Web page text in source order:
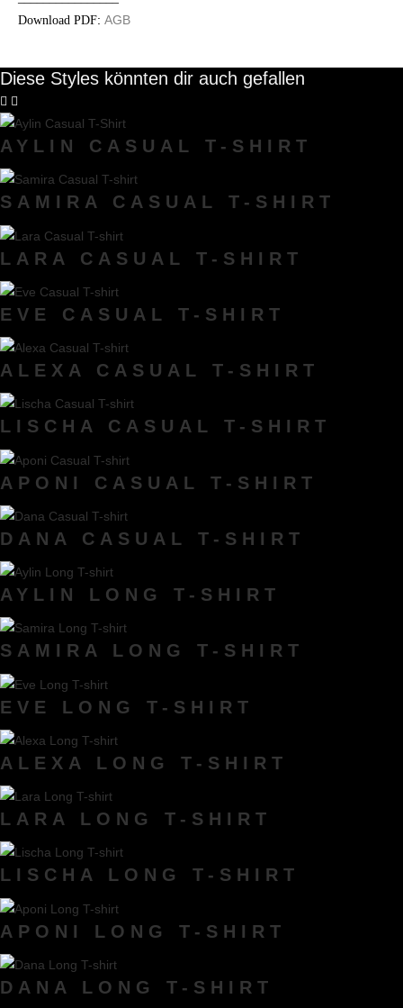
Download PDF: AGB
Diese Styles könnten dir auch gefallen
AYLIN CASUAL T-SHIRT
SAMIRA CASUAL T-SHIRT
LARA CASUAL T-SHIRT
EVE CASUAL T-SHIRT
ALEXA CASUAL T-SHIRT
LISCHA CASUAL T-SHIRT
APONI CASUAL T-SHIRT
DANA CASUAL T-SHIRT
AYLIN LONG T-SHIRT
SAMIRA LONG T-SHIRT
EVE LONG T-SHIRT
ALEXA LONG T-SHIRT
LARA LONG T-SHIRT
LISCHA LONG T-SHIRT
APONI LONG T-SHIRT
DANA LONG T-SHIRT